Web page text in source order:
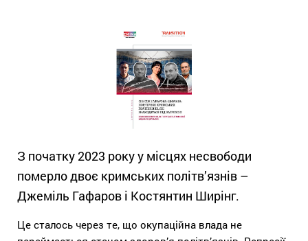
З початку 2023 року у місцях несвободи
померло двоє кримських політв’язнів –
Джеміль Гафаров і Костянтин Ширінг.
Це сталось через те, що окупаційна влада не